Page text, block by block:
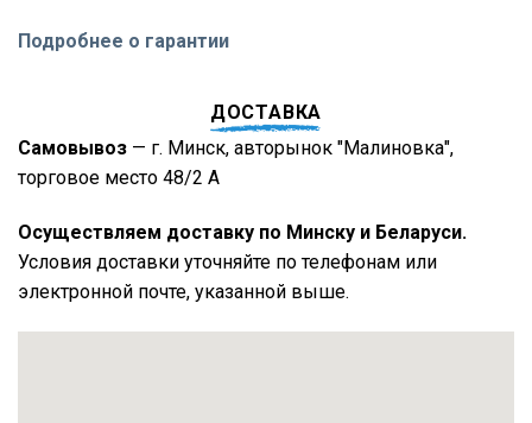
Подробнее о гарантии
ДОСТАВКА
Самовывоз — г. Минск, авторынок "Малиновка",
торговое место 48/2 А
Осуществляем доставку по Минску и Беларуси.
Условия доставки уточняйте по телефонам или
электронной почте, указанной выше.